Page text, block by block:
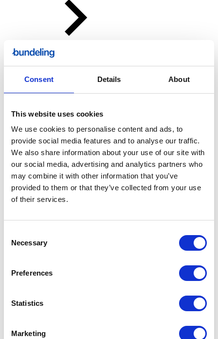
Consent Details About
This website uses cookies
We use cookies to personalise content and ads, to
provide social media features and to analyse our traffic.
We also share information about your use of our site with
our social media, advertising and analytics partners who
may combine it with other information that you’ve
provided to them or that they’ve collected from your use
of their services.
Selection
Necessary
Preferences
Statistics
Marketing
Sport
Bundeling
Medewerkers